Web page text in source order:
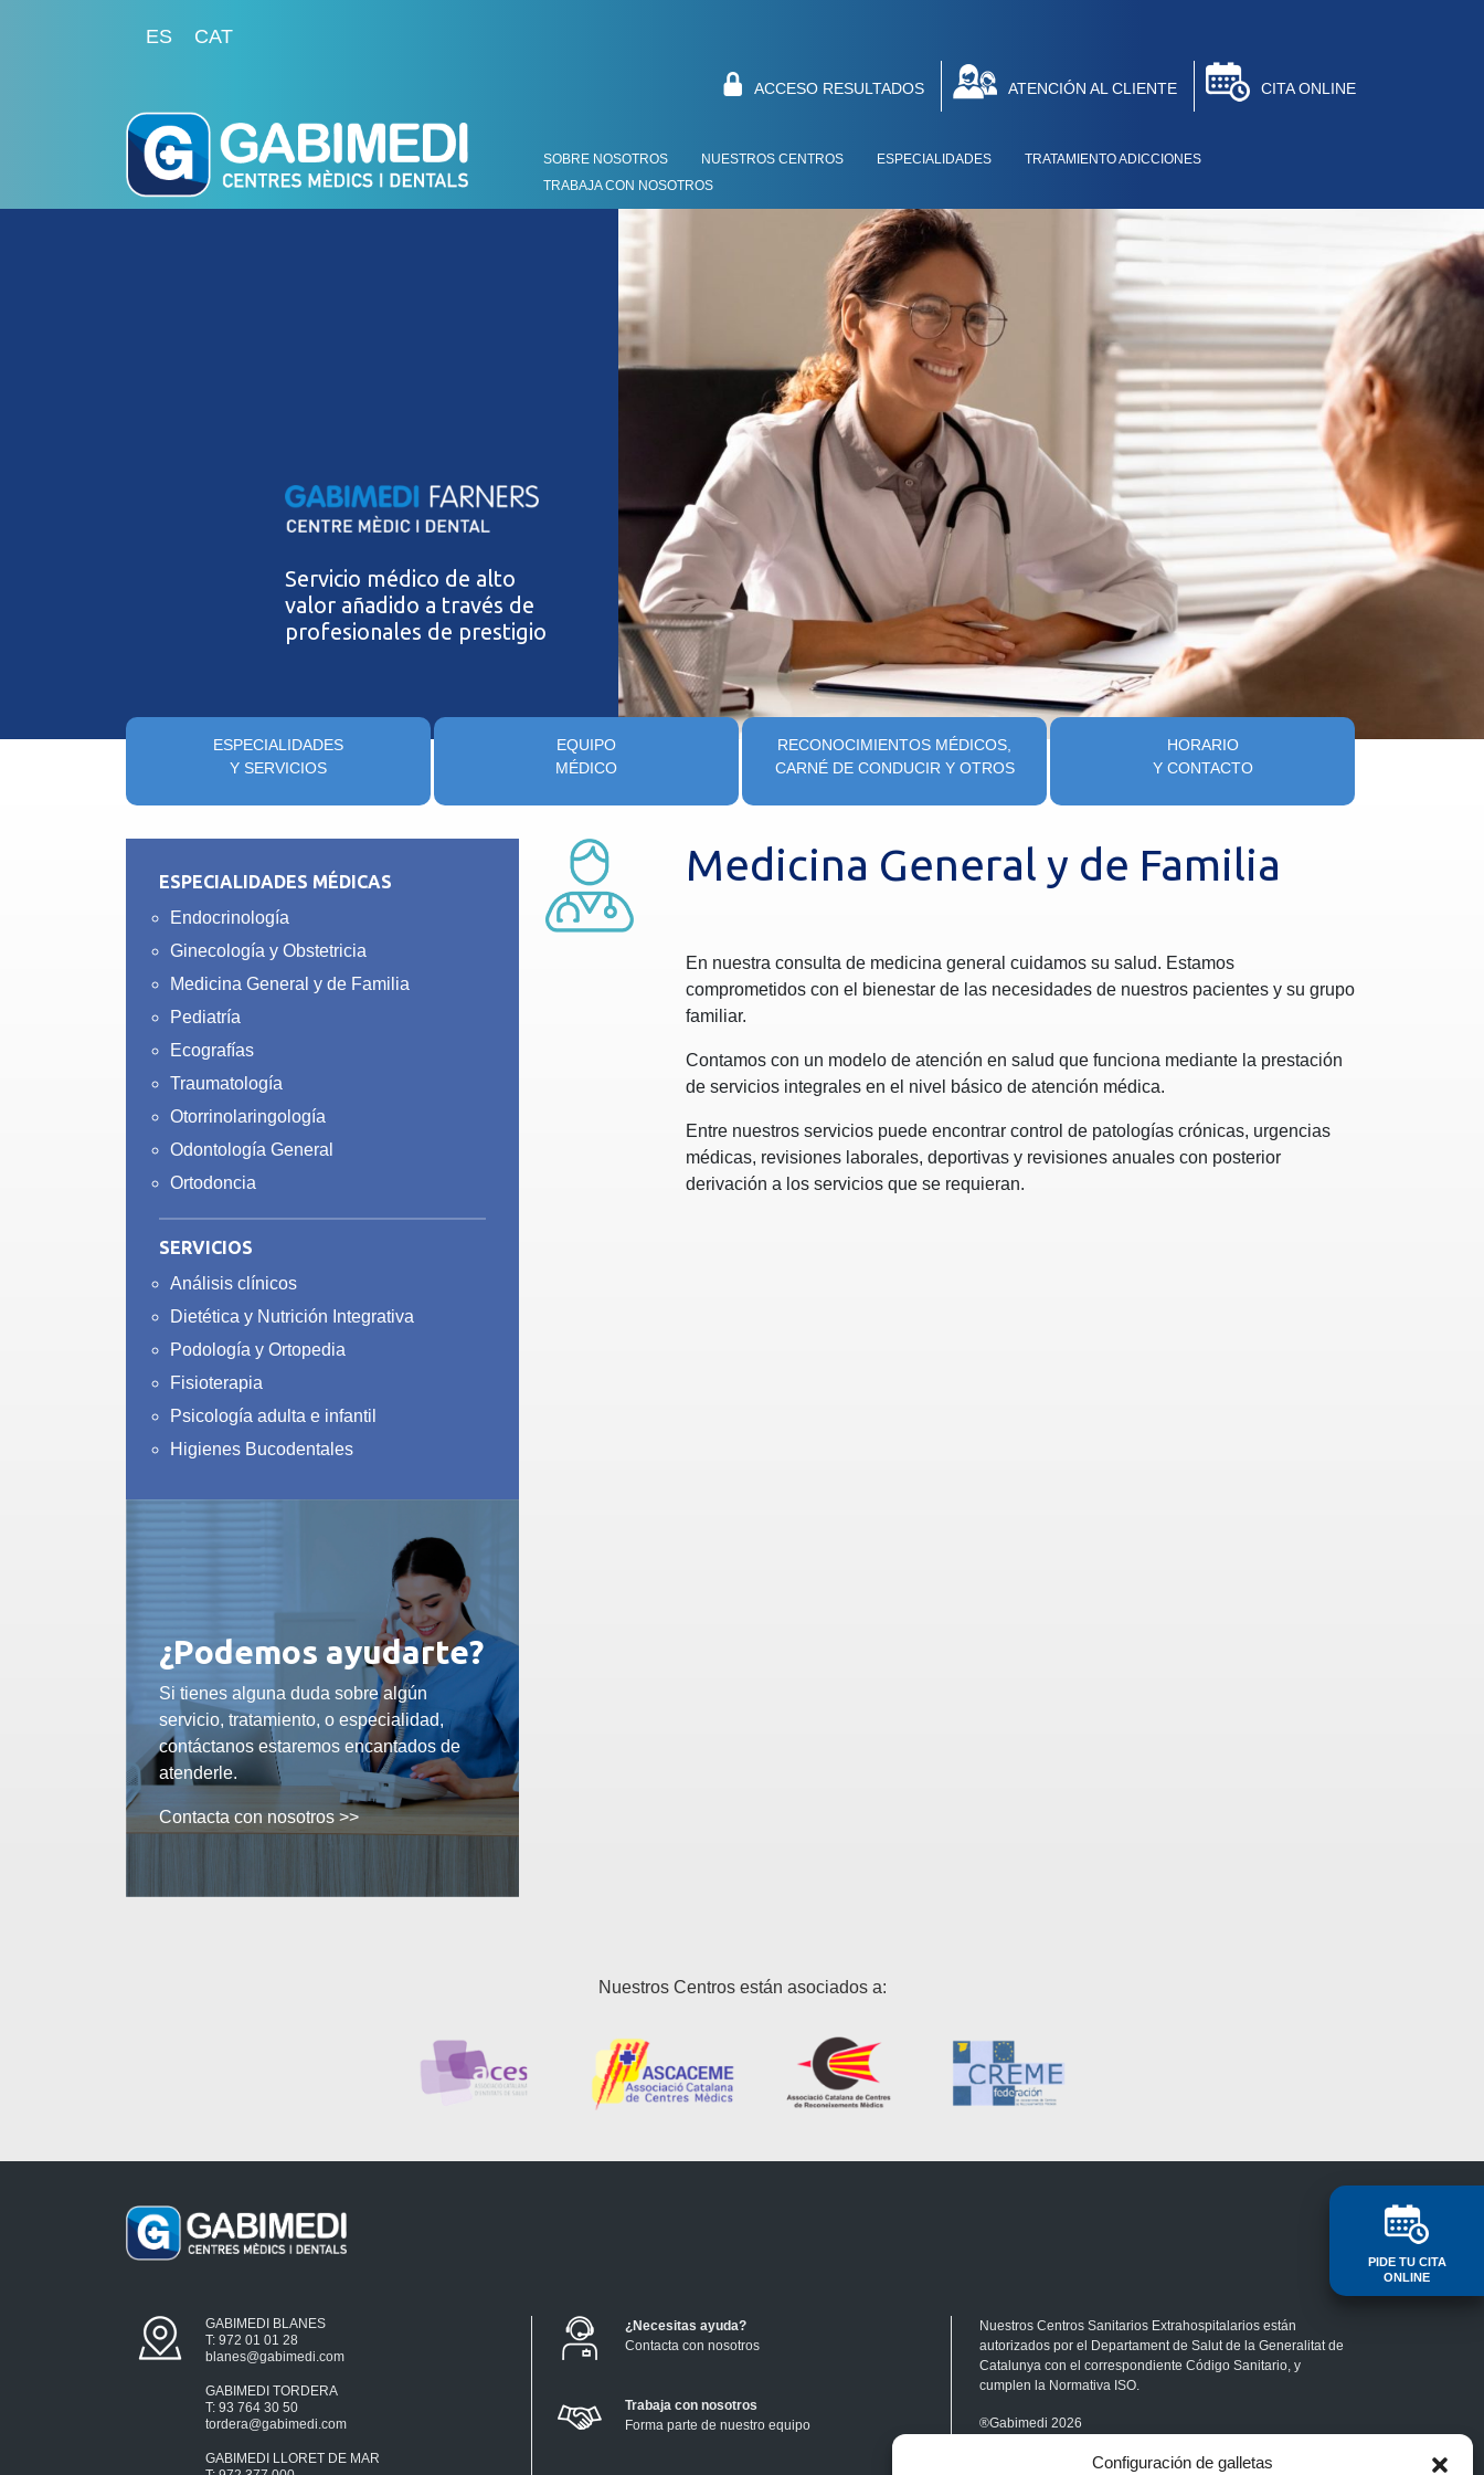
Configuración de galletas
ES CAT
ACCESO RESULTADOS ATENCIÓN AL CLIENTE CITA ONLINE
SOBRE NOSOTROS NUESTROS CENTROS ESPECIALIDADES
TRATAMIENTO ADICCIONES
TRABAJA CON NOSOTROS
Servicio médico de alto
valor añadido a través de
profesionales de prestigio
ESPECIALIDADES
Y SERVICIOS
EQUIPO
MÉDICO
RECONOCIMIENTOS MÉDICOS,
CARNÉ DE CONDUCIR Y OTROS
HORARIO
Y CONTACTO
Medicina General y de Familia
En nuestra consulta de medicina general cuidamos su salud. Estamos
comprometidos con el bienestar de las necesidades de nuestros pacientes y su grupo
familiar.
Contamos con un modelo de atención en salud que funciona mediante la prestación
de servicios integrales en el nivel básico de atención médica.
Entre nuestros servicios puede encontrar control de patologías crónicas, urgencias
médicas, revisiones laborales, deportivas y revisiones anuales con posterior
derivación a los servicios que se requieran.
ESPECIALIDADES MÉDICAS
Endocrinología
Ginecología y Obstetricia
Medicina General y de Familia
Pediatría
Ecografías
Traumatología
Otorrinolaringología
Odontología General
Ortodoncia
SERVICIOS
Análisis clínicos
Dietética y Nutrición Integrativa
Podología y Ortopedia
Fisioterapia
Psicología adulta e infantil
Higienes Bucodentales
¿Podemos ayudarte?
Si tienes alguna duda sobre algún
servicio, tratamiento, o especialidad,
contáctanos estaremos encantados de
atenderle.
Contacta con nosotros >>
PIDE TU CITA
ONLINE
Nuestros Centros están asociados a:
GABIMEDI BLANES
T: 972 01 01 28
blanes@gabimedi.com
GABIMEDI TORDERA
T: 93 764 30 50
tordera@gabimedi.com
GABIMEDI LLORET DE MAR
¿Necesitas ayuda?
Contacta con nosotros
Trabaja con nosotros
Forma parte de nuestro equipo
Nuestros Centros Sanitarios Extrahospitalarios están
autorizados por el Departament de Salut de la Generalitat de
Catalunya con el correspondiente Código Sanitario, y
cumplen la Normativa ISO.
®Gabimedi 2026